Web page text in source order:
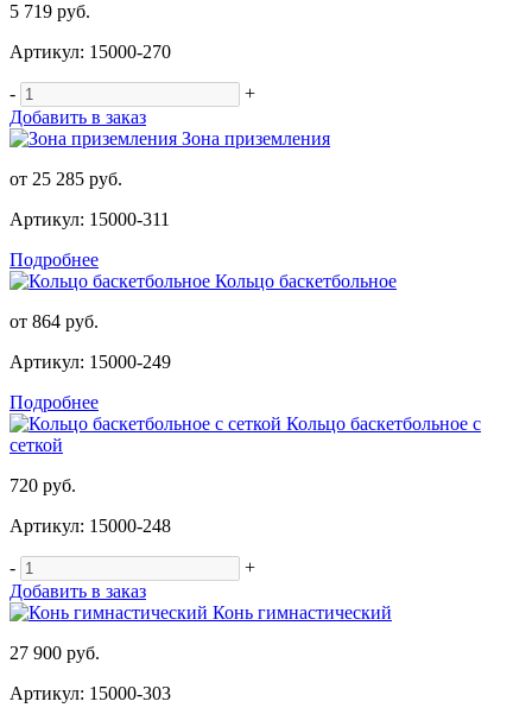
5 719 руб.
Артикул: 15000-270
-
+
Добавить в заказ
Зона приземления
от 25 285 руб.
Артикул: 15000-311
Подробнее
Кольцо баскетбольное
от 864 руб.
Артикул: 15000-249
Подробнее
Кольцо баскетбольное с
сеткой
720 руб.
Артикул: 15000-248
-
+
Добавить в заказ
Конь гимнастический
27 900 руб.
Артикул: 15000-303